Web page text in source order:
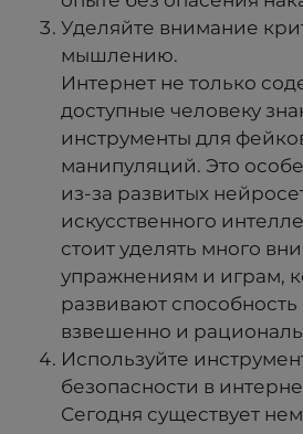
Уделяйте внимание
мышлению.
Интернет не только
доступные человеку
инструменты для
манипуляций. Это
из-за развитых
искусственного
стоит уделять много
упражнениям и играм,
развивают
взвешенно и
Используйте
безопасности в
Сегодня существует